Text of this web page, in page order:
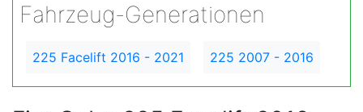
Fahrzeug-Generationen
225 Facelift 2016 - 2021 225 2007 - 2016